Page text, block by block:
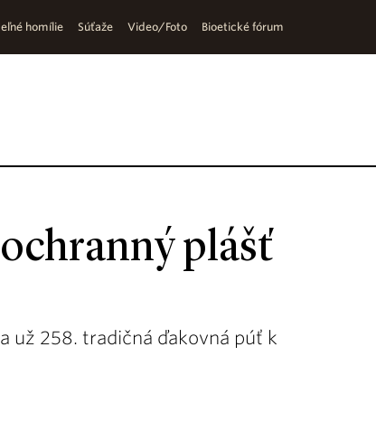
homílie Súťaže Video/Foto Bioetické fórum
plášť
už 258. tradičná ďakovná púť k